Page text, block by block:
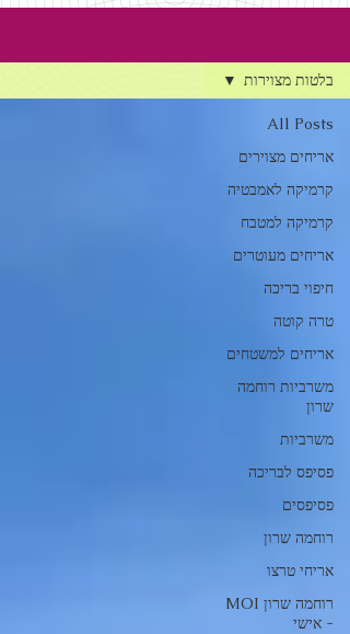
All Posts
אריחים מצוירים
קרמיקה לאמבטיה
קרמיקה למטבח
אריחים מעוטרים
חיפוי בריכה
טרה קוטה
אריחים למשטחים
משרביות רוחמה
שרון
משרביות
פסיפס לבריכה
פסיפסים
רוחמה שרון
אריחי טרצו
רוחמה שרון MOI
- אישי
בלטות מצוירות